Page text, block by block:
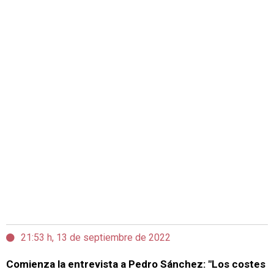
21:53 h, 13 de septiembre de 2022
Comienza la entrevista a Pedro Sánchez: "Los costes